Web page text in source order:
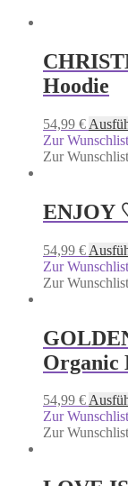
Hoodie
54,99 €
Zur
Zur
ENJOY
54,99 €
Zur
Zur
Organic
54,99 €
Zur
Zur